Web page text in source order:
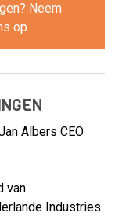
Neem
op.
Albers CEO
van
Industries